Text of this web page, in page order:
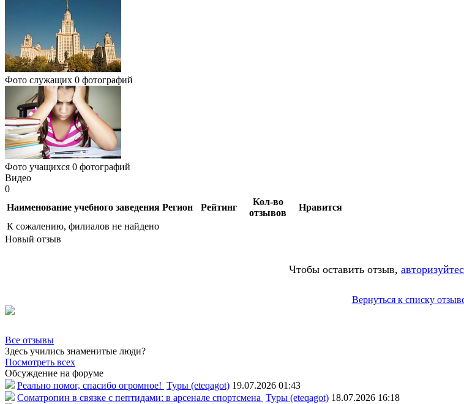
Фото служащих 0 фотографий
Фото учащихся 0 фотографий
Видео
0
Наименование учебного заведения Регион Рейтинг
Кол-во
отзывов
Нравится
К сожалению, филиалов не найдено
Новый отзыв
Чтобы оставить отзыв,
Вернуться к списку
Все отзывы
Здесь учились знаменитые люди?
Посмотреть всех
Обсуждение на форуме
Реально помог, спасибо огромное! Туры (eteqagot) 19.07.2026 01:43
Соматропин в связке с пептидами: в арсенале спортсмена Туры (eteqagot) 18.07.2026 16:18